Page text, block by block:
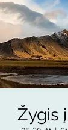
Žygis